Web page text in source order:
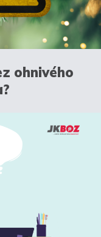
ohnivého